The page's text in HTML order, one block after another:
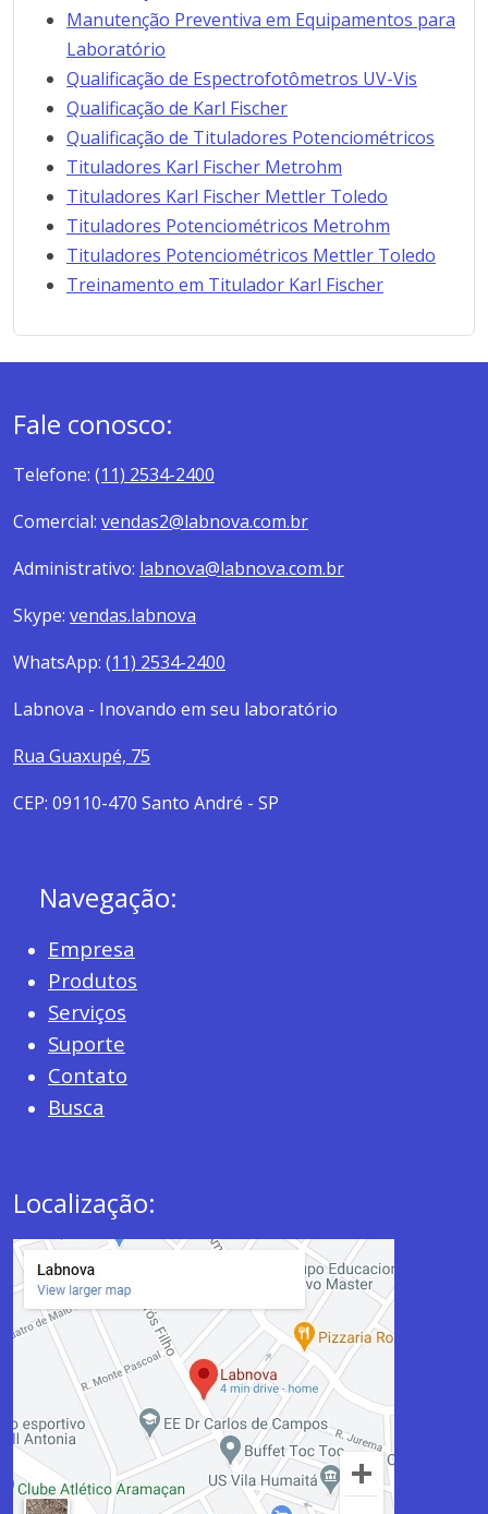
Manutenção Preventiva em Equipamentos para
Laboratório
Qualificação de Espectrofotômetros UV-Vis
Qualificação de Karl Fischer
Qualificação de Tituladores Potenciométricos
Tituladores Karl Fischer Metrohm
Tituladores Karl Fischer Mettler Toledo
Tituladores Potenciométricos Metrohm
Tituladores Potenciométricos Mettler Toledo
Treinamento em Titulador Karl Fischer
Fale conosco:
Telefone: (11) 2534-2400
Comercial: vendas2@labnova.com.br
Administrativo: labnova@labnova.com.br
Skype: vendas.labnova
WhatsApp: (11) 2534-2400
Labnova - Inovando em seu laboratório
Rua Guaxupé, 75
CEP: 09110-470 Santo André - SP
Navegação:
Empresa
Produtos
Serviços
Suporte
Contato
Busca
Localização: